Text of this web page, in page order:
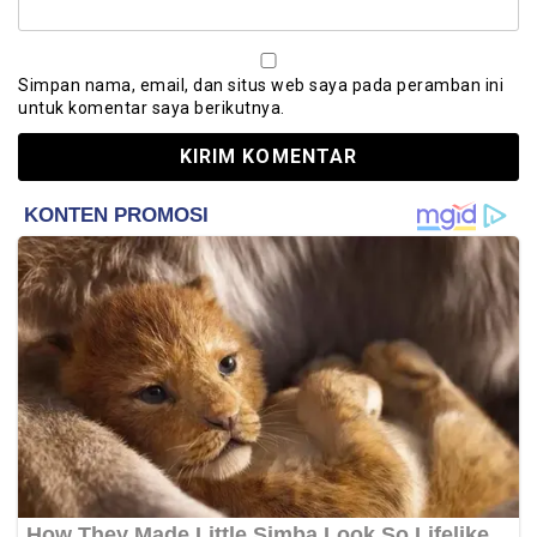
Simpan nama, email, dan situs web saya pada peramban ini
untuk komentar saya berikutnya.